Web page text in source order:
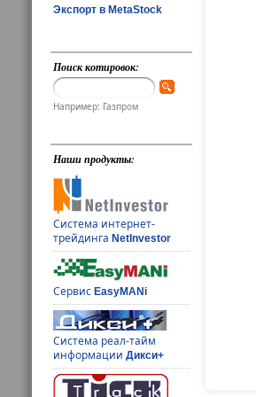
Экспорт в MetaStock
Поиск котировок:
Например: Газпром
Наши продукты:
Система интернет-
трейдингаNetInvestor
СервисEasyMANi
Система реал-тайм
информацииДикси+